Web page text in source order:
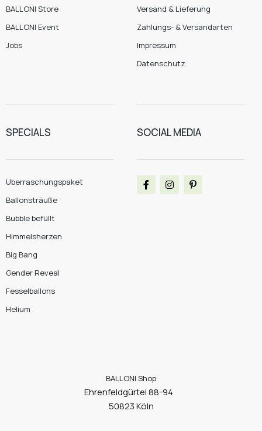
BALLONI Store
BALLONI Event
Jobs
Versand & Lieferung
Zahlungs- & Versandarten
Impressum
Datenschutz
SPECIALS
Überraschungspaket
Ballonsträuße
Bubble befüllt
Himmelsherzen
Big Bang
Gender Reveal
Fesselballons
Helium
SOCIAL MEDIA
BALLONI Shop
Ehrenfeldgürtel 88-94
50823 Köln